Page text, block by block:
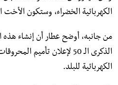
الكهربائية الخضراء، وستكون الأخت
من جانبه، أوضح عطار أن إنشاء
الذكرى الـ 50 لإعلان تأميم
الكهربائية للبلد.